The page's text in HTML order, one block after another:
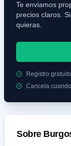
Te enviamos
precios claros.
quieras.
Registro gratuito
Cancela
Sobre